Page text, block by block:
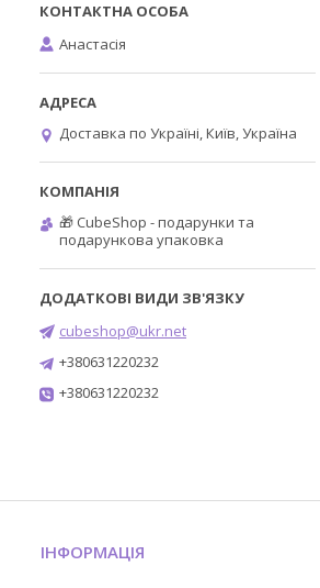
Анастасія
Доставка по Україні, Київ, Україна
🎁 CubeShop - подарунки та
подарункова упаковка
cubeshop@ukr.net
+380631220232
+380631220232
ІНФОРМАЦІЯ